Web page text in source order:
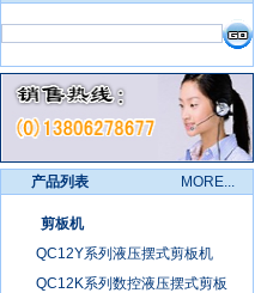
产品列表 MORE...
剪板机
QC12Y系列液压摆式剪板机
QC12K系列数控液压摆式剪板